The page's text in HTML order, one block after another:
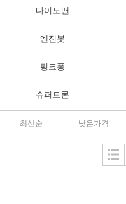
다이노맨
엔진봇
핑크퐁
슈퍼트론
최신순 낮은가격